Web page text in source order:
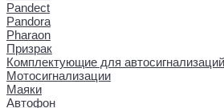
Pandect
Pandora
Pharaon
Призрак
Комплектующие для автосигнализаций
Мотосигнализации
Маяки
Автофон